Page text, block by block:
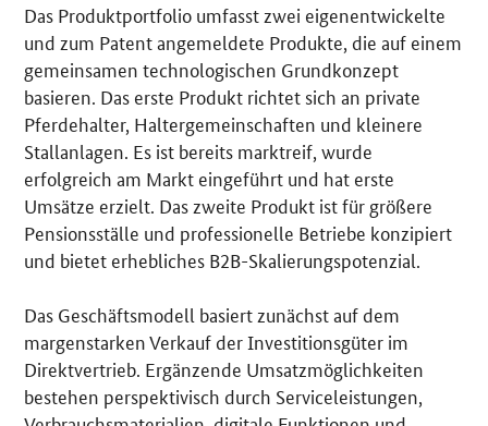
Das Produktportfolio umfasst zwei eigenentwickelte
und zum Patent angemeldete Produkte, die auf einem
gemeinsamen technologischen Grundkonzept
basieren. Das erste Produkt richtet sich an private
Pferdehalter, Haltergemeinschaften und kleinere
Stallanlagen. Es ist bereits marktreif, wurde
erfolgreich am Markt eingeführt und hat erste
Umsätze erzielt. Das zweite Produkt ist für größere
Pensionsställe und professionelle Betriebe konzipiert
und bietet erhebliches B2B-Skalierungspotenzial.
Das Geschäftsmodell basiert zunächst auf dem
margenstarken Verkauf der Investitionsgüter im
Direktvertrieb. Ergänzende Umsatzmöglichkeiten
bestehen perspektivisch durch Serviceleistungen,